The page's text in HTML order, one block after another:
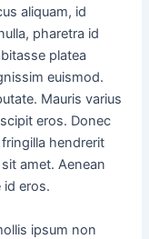
aliquam, id
pharetra id
platea
euismod.
Mauris varius
eros. Donec
hendrerit
amet. Aenean
id eros.
ipsum non